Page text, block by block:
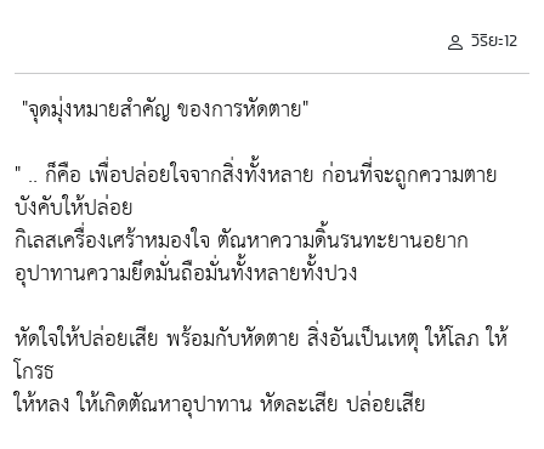
วิริยะ12
"จุดมุ่งหมายสำคัญ ของการหัดตาย"
" .. ก็คือ เพื่อปล่อยใจจากสิ่งทั้งหลาย ก่อนที่จะถูกความตาย
บังคับให้ปล่อย
กิเลสเครื่องเศร้าหมองใจ ตัณหาความดิ้นรนทะยานอยาก
อุปาทานความยึดมั่นถือมั่นทั้งหลายทั้งปวง
หัดใจให้ปล่อยเสีย พร้อมกับหัดตาย สิ่งอันเป็นเหตุ ให้โลภ ให้
โกรธ
ให้หลง ให้เกิดตัณหาอุปาทาน หัดละเสีย ปล่อยเสีย